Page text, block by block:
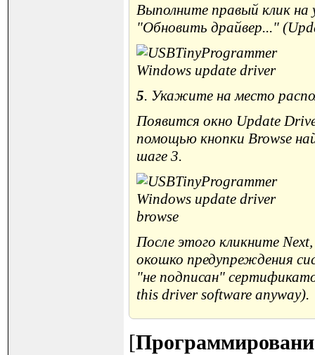
Выполните правый клик на
"Обновить драйвер..."
5. Укажите на место
Появится окно Update
помощью кнопки Browse
шаге 3.
После этого кликните
окошко предупреждения
"не подписан"
this driver software anyway).
[